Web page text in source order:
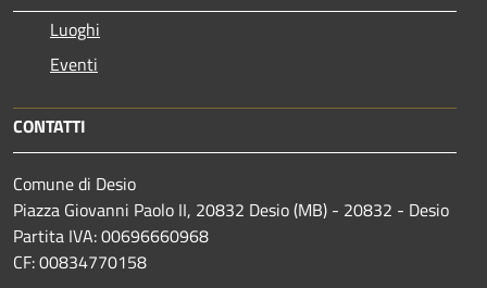
Luoghi
Eventi
CONTATTI
Comune di Desio
Piazza Giovanni Paolo II, 20832 Desio (MB) - 20832 - Desio
Partita IVA: 00696660968
CF: 00834770158